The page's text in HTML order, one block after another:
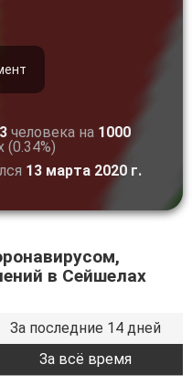
3 человека на 1000
13 марта 2020 г.
в Сейшелах
За последние 14 дней
За всё время